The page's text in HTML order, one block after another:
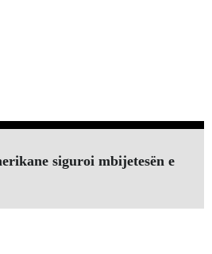
siguroi mbijetesën e